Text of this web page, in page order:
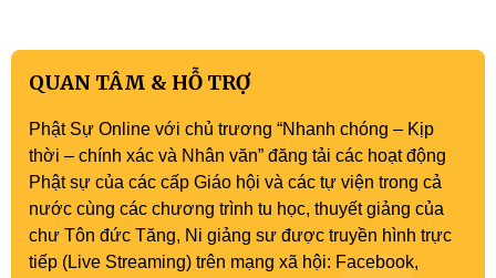
QUAN TÂM & HỖ TRỢ
Phật Sự Online với chủ trương “Nhanh chóng – Kịp
thời – chính xác và Nhân văn” đăng tải các hoạt động
Phật sự của các cấp Giáo hội và các tự viện trong cả
nước cùng các chương trình tu học, thuyết giảng của
chư Tôn đức Tăng, Ni giảng sư được truyền hình trực
tiếp (Live Streaming) trên mạng xã hội: Facebook,